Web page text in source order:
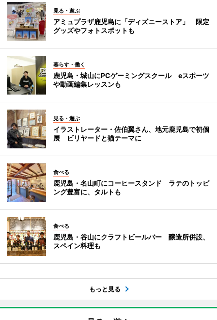
見る・遊ぶ
アミュプラザ鹿児島に「ディズニーストア」 限定
グッズやフォトスポットも
暮らす・働く
鹿児島・城山にPCゲーミングスクール eスポーツ
や動画編集レッスンも
見る・遊ぶ
イラストレーター・佐伯翼さん、地元鹿児島で初個
展 ビリヤードと猫テーマに
食べる
鹿児島・名山町にコーヒースタンド ラテのトッピ
ング豊富に、タルトも
食べる
鹿児島・谷山にクラフトビールバー 醸造所併設、
スペイン料理も
もっと見る